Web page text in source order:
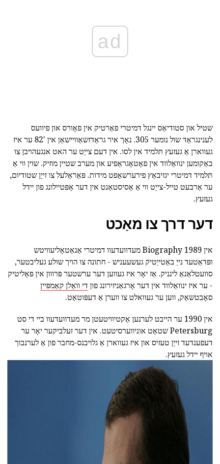
ad
שטיל און סטודיאַס יינגל דמיטרי פאַרטיק אין פאָורס און פיוועס
לענינגראַד שול נומער 305. נאָך איר גראַדזשאַוויישאַן אין '82 ער איז
געווארן אַ געזעץ תּלמיד אין לסו. אין דעם צייַט ער האט אנגעהויבן צו
באַקומען ינוואַלווד אין פאָטאָגראַפיע און מערב שטיין מוזיק. שוין ווי אַ
תּלמיד דמיטרי יגזיבאַץ פירערשאַפט מידות. פּאַראַלעל צו זייַן שטודיום,
ער אַרבעט טייל-צייַט ווי אַ אַסיסטאַנט אין דער אָפּטיילונג פון יידל
געזעץ.
דער דרך צו מאַכט
אין 1989 Biography מעדוועדעוו דמיטרי אַנאַטאָליעוויטש
ופּדאַטעד נייַ באַטייַטיק געשעעניש - חתונה צו הויך שולע געליבטער,
סוועטלאַנאַ לינניק. אַז יאָר איז געווען דער ערשטער פּרווון אין פּאָליטיק
- ער איז ינוואַלווד אין דער אָרגאַניזירונג פון די וואַלן קאַמפּיין
סאָבטשאַק, ווען ער געוואלט צו ווערן אַ דעפּוטאַט.
אין 1990 ער הייבט לערנען אַקטיוויטעטן מר מעדוועדעוו ביי די סט
Petersburg שטאַט אוניווערסיטעט. אין דער זעלביקער יאָר ער
דעפענדעד זייַן טעזיס און איז געווארן אַ גלויבנס-מחבר פון אַ לערנבוך
אויף יידל געזעץ.